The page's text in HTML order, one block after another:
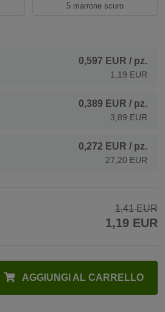
5 marrone scuro
0,597 EUR / pz.
1,19 EUR
0,389 EUR / pz.
3,89 EUR
0,272 EUR / pz.
27,20 EUR
1,41 EUR
1,19 EUR
AGGIUNGI AL CARRELLO